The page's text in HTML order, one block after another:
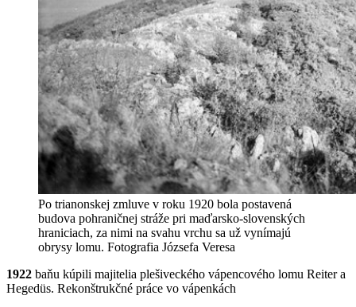
Po trianonskej zmluve v roku 1920 bola postavená
budova pohraničnej stráže pri maďarsko-slovenských
hraniciach, za nimi na svahu vrchu sa už vynímajú
obrysy lomu. Fotografia Józsefa Veresa
1922 baňu kúpili majitelia plešiveckého vápencového lomu Reiter a
Hegedüs. Rekonštrukčné práce vo vápenkách